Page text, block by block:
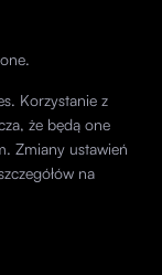
Korzystanie z
że będą one
Zmiany ustawień
na